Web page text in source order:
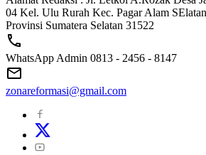
04 Kel. Ulu Rurah Kec. Pagar Alam
Provinsi Sumatera Selatan 31522
WhatsApp Admin 0813 - 2456 - 8147
zonareformasi@gmail.com